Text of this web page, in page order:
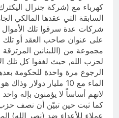
كهرباء مع (شركة جنرال
السابقة التي عقدها المالكي
شركات عدة سرقوا تلك
على عنوان صاحب العقد أو تلك
مجموعة من (اللبنانين
لحزب الله, حيث لغفوا كل تلك
الرجوع مرة واحدة للحكومة
الماء مع 10 مليار
لانهم أساساً لا يؤمنون بإله
كما ثبت حين تبيّن أن نصف حزب
عملاء للأعداء ضد (نصر الله)